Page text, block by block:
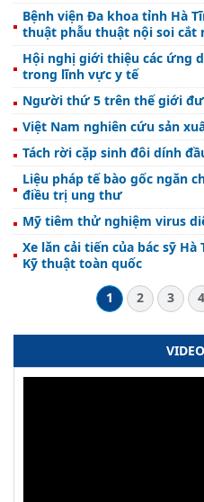
Bệnh viện Đa khoa tỉnh Hà
thuật phẫu thuật nội soi cắt
Hội nghị giới thiệu các ứng
trong lĩnh vực y tế
Người thứ 5 trên thế giới
Việt Nam nghiên cứu sản
Tách rời cặp sinh đôi dính
Liệu pháp tế bào gốc ngăn
điều trị ung thư
Mỹ tiêm thử nghiệm virus
Xe lăn cải tiến của bác sỹ
Kỹ thuật toàn quốc
1
2 3 4